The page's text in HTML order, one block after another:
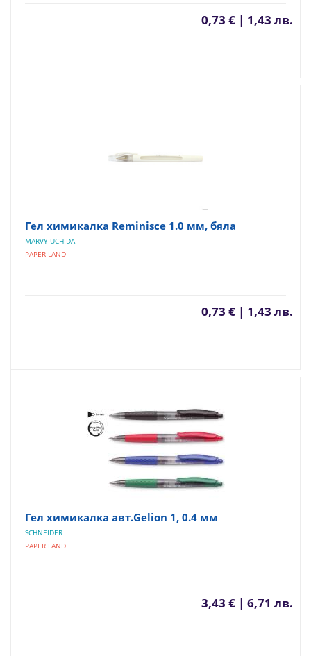
0,73 € | 1,43 лв.
Гел химикалка Reminisce 1.0 мм, бяла
MARVY UCHIDA
PAPER LAND
0,73 € | 1,43 лв.
Гел химикалка авт.Gelion 1, 0.4 мм
SCHNEIDER
PAPER LAND
3,43 € | 6,71 лв.